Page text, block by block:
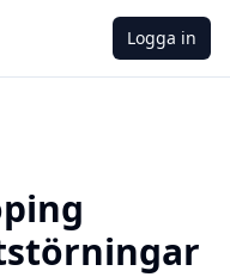
Logga in